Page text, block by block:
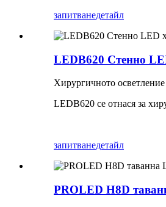
запитванедетайл
LEDB620 Стенно
Хирургичното
LEDB620 се отнася за
запитванедетайл
PROLED H8D